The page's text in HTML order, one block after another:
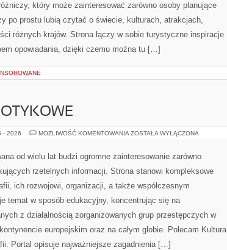
który może zainteresować zarówno osoby planujące
po prostu lubią czytać o świecie, kulturach, atrakcjach,
różnych krajów. Strona łączy w sobie turystyczne inspiracje
opowiadania, dzięki czemu można tu […]
- 2026 MOŻLIWOŚĆ KOMENTOWANIA KARTELE
ZOSTAŁA WYŁĄCZONA
od wielu lat budzi ogromne zainteresowanie zarówno
rzetelnych informacji. Strona stanowi kompleksowe
ich rozwojowi, organizacji, a także współczesnym
temat w sposób edukacyjny, koncentrując się na
z działalnością zorganizowanych grup przestępczych w
europejskim oraz na całym globie. Polecam Kultura
Portal opisuje najważniejsze zagadnienia […]